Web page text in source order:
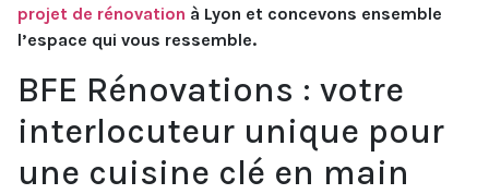
projet de rénovation à Lyon et concevons ensemble
l’espace qui vous ressemble.
BFE Rénovations : votre
interlocuteur unique pour
une cuisine clé en main